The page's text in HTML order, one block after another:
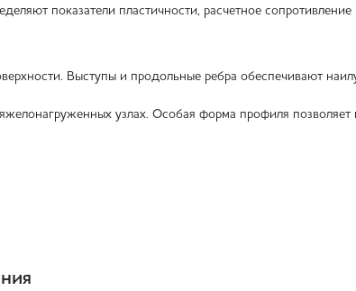
показатели пластичности, расчетное
Выступы и продольные ребра обеспечивают
узлах. Особая форма профиля позволяет